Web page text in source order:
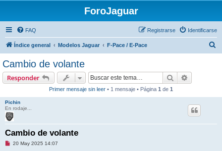
ForoJaguar
FAQ Identificarse
Registrarse
Índice general Modelos Jaguar F-Pace / E-Pace
Cambio de volante
Responder Buscar
Primer mensaje sin leer • 1 mensaje • Página 1 de 1
Pichin
En rodaje...
Cambio de volante
M20 May 2025 14:07